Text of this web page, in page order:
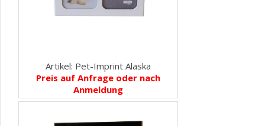
Artikel: Pet-Imprint Alaska
Preis auf Anfrage oder nach
Anmeldung